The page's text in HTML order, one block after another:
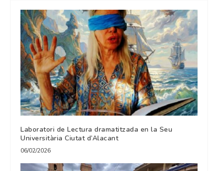
Laboratori de Lectura dramatitzada en la Seu
Universitària Ciutat d’Alacant
06/02/2026